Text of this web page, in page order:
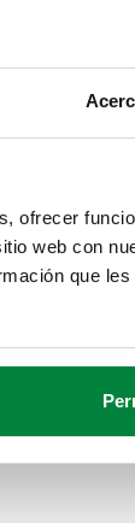
ofrecer
web con
que